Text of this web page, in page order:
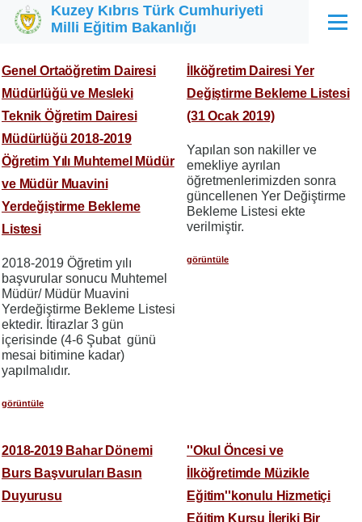
Ana içeriğe atla
Kuzey Kıbrıs Türk Cumhuriyeti
Milli Eğitim Bakanlığı
Menü
Genel Ortaöğretim Dairesi
Müdürlüğü ve Mesleki
Teknik Öğretim Dairesi
Müdürlüğü 2018-2019
Öğretim Yılı Muhtemel Müdür
ve Müdür Muavini
Yerdeğiştirme Bekleme
Listesi
2018-2019 Öğretim yılı
başvurular sonucu Muhtemel
Müdür/ Müdür Muavini
Yerdeğiştirme Bekleme Listesi
ektedir. İtirazlar 3 gün
içerisinde (4-6 Şubat günü
mesai bitimine kadar)
yapılmalıdır.
görüntüle
İlköğretim Dairesi Yer
Değiştirme Bekleme Listesi
(31 Ocak 2019)
Yapılan son nakiller ve
emekliye ayrılan
öğretmenlerimizden sonra
güncellenen Yer Değiştirme
Bekleme Listesi ekte
verilmiştir.
görüntüle
2018-2019 Bahar Dönemi
Burs Başvuruları Basın
Duyurusu
''Okul Öncesi ve
İlköğretimde Müzikle
Eğitim''konulu Hizmetiçi
Eğitim Kursu İleriki Bir